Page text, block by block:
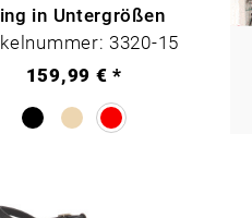
in Untergrößen
3320-15
159,99 € *